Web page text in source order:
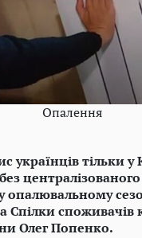
Опалення
українців тільки у
опалювальному
Спілки
Олег Попенко.